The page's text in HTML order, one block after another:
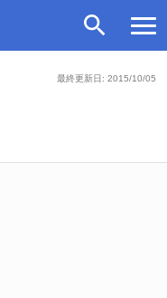
最終更新日: 2015/10/05